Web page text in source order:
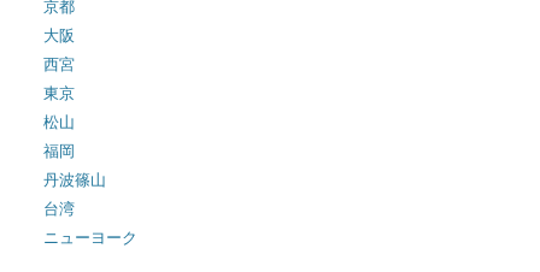
京都
大阪
西宮
東京
松山
福岡
丹波篠山
台湾
ニューヨーク